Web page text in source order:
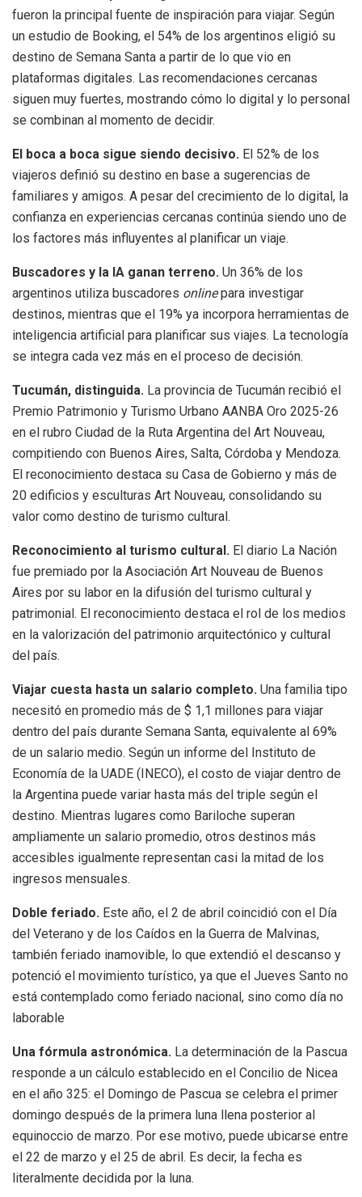
fueron la principal fuente de inspiración para viajar. Según
un estudio de Booking, el 54% de los argentinos eligió su
destino de Semana Santa a partir de lo que vio en
plataformas digitales. Las recomendaciones cercanas
siguen muy fuertes, mostrando cómo lo digital y lo personal
se combinan al momento de decidir.
El boca a boca sigue siendo decisivo. El 52% de los
viajeros definió su destino en base a sugerencias de
familiares y amigos. A pesar del crecimiento de lo digital, la
confianza en experiencias cercanas continúa siendo uno de
los factores más influyentes al planificar un viaje.
Buscadores y la IA ganan terreno. Un 36% de los
argentinos utiliza buscadores onlinepara investigar
destinos, mientras que el 19% ya incorpora herramientas de
inteligencia artificial para planificar sus viajes. La tecnología
se integra cada vez más en el proceso de decisión.
Tucumán, distinguida. La provincia de Tucumán recibió el
Premio Patrimonio y Turismo Urbano AANBA Oro 2025-26
en el rubro Ciudad de la Ruta Argentina del Art Nouveau,
compitiendo con Buenos Aires, Salta, Córdoba y Mendoza.
El reconocimiento destaca su Casa de Gobierno y más de
20 edificios y esculturas Art Nouveau, consolidando su
valor como destino de turismo cultural.
Reconocimiento al turismo cultural. El diario La Nación
fue premiado por la Asociación Art Nouveau de Buenos
Aires por su labor en la difusión del turismo cultural y
patrimonial. El reconocimiento destaca el rol de los medios
en la valorización del patrimonio arquitectónico y cultural
del país.
Viajar cuesta hasta un salario completo. Una familia tipo
necesitó en promedio más de $ 1,1 millones para viajar
dentro del país durante Semana Santa, equivalente al 69%
de un salario medio. Según un informe del Instituto de
Economía de la UADE (INECO), el costo de viajar dentro de
la Argentina puede variar hasta más del triple según el
destino. Mientras lugares como Bariloche superan
ampliamente un salario promedio, otros destinos más
accesibles igualmente representan casi la mitad de los
ingresos mensuales.
Doble feriado. Este año, el 2 de abril coincidió con el Día
del Veterano y de los Caídos en la Guerra de Malvinas,
también feriado inamovible, lo que extendió el descanso y
potenció el movimiento turístico, ya que el Jueves Santo no
está contemplado como feriado nacional, sino como día no
laborable
Una fórmula astronómica. La determinación de la Pascua
responde a un cálculo establecido en el Concilio de Nicea
en el año 325: el Domingo de Pascua se celebra el primer
domingo después de la primera luna llena posterior al
equinoccio de marzo. Por ese motivo, puede ubicarse entre
el 22 de marzo y el 25 de abril. Es decir, la fecha es
literalmente decidida por la luna.